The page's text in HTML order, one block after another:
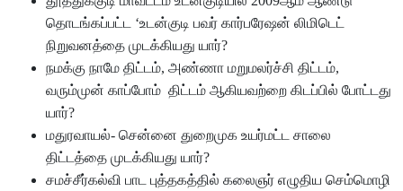
தொடங்கப்பட்ட ‘உடன்குடி பவர் கார்பரேஷன் லிமிடெட்
நிறுவனத்தை முடக்கியது யார்?
நமக்கு நாமே திட்டம், அண்ணா மறுமலர்ச்சி திட்டம்,
வரும்முன் காப்போம் திட்டம் ஆகியவற்றை கிடப்பில் போட்டது
யார்?
மதுரவாயல்- சென்னை துறைமுக உயர்மட்ட சாலை
திட்டத்தை முடக்கியது யார்?
சமச்சீர்கல்வி பாட புத்தகத்தில் கலைஞர் எழுதிய செம்மொழி